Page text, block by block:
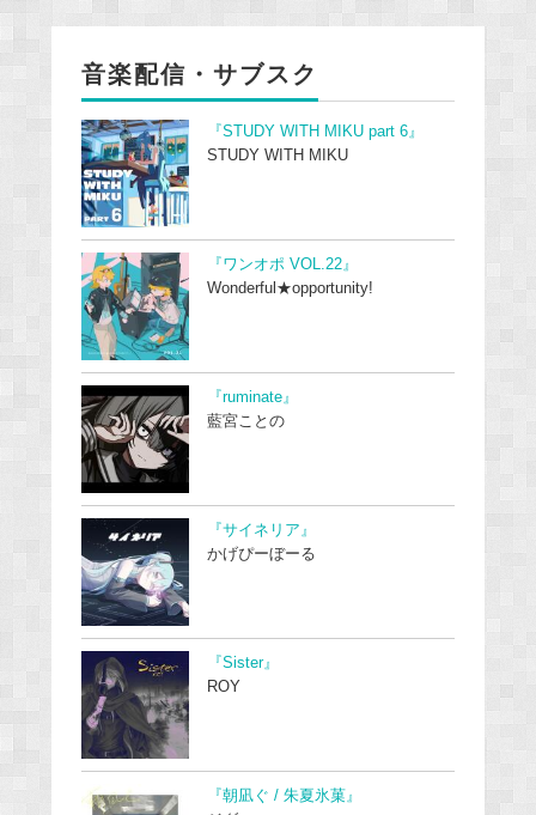
音楽配信・サブスク
『STUDY WITH MIKU part 6』
STUDY WITH MIKU
『ワンオポ VOL.22』
Wonderful★opportunity!
『ruminate』
藍宮ことの
『サイネリア』
かげぴーぼーる
『Sister』
ROY
『朝凪ぐ / 朱夏氷菓』